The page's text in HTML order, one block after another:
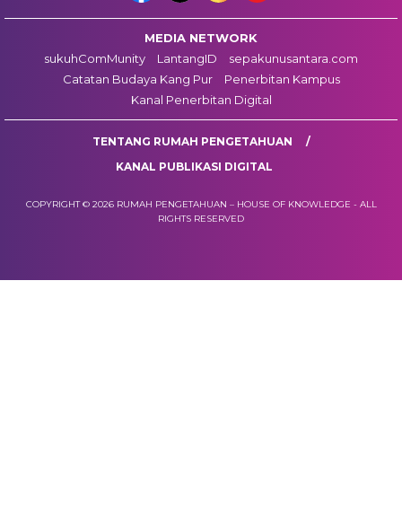
MEDIA NETWORK
sukuhComMunity
LantangID
sepakunusantara.com
Catatan Budaya Kang Pur
Penerbitan Kampus
Kanal Penerbitan Digital
TENTANG RUMAH PENGETAHUAN
KANAL PUBLIKASI DIGITAL
COPYRIGHT © 2026 RUMAH PENGETAHUAN – HOUSE OF KNOWLEDGE - ALL
RIGHTS RESERVED